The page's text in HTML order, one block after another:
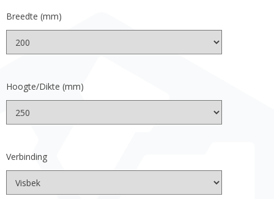
Breedte (mm)
Hoogte/Dikte (mm)
Verbinding